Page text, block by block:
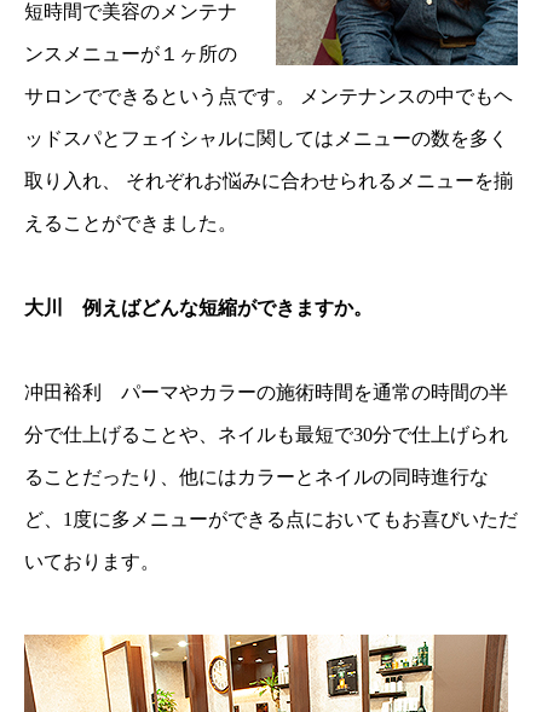
短時間で美容のメンテナ
ンスメニューが１ヶ所の
サロンでできるという点です。 メンテナンスの中でもヘ
ッドスパとフェイシャルに関してはメニューの数を多く
取り入れ、 それぞれお悩みに合わせられるメニューを揃
えることができました。
大川 例えばどんな短縮ができますか。
冲田裕利 パーマやカラーの施術時間を通常の時間の半
分で仕上げることや、ネイルも最短で30分で仕上げられ
ることだったり、他にはカラーとネイルの同時進行な
ど、1度に多メニューができる点においてもお喜びいただ
いております。